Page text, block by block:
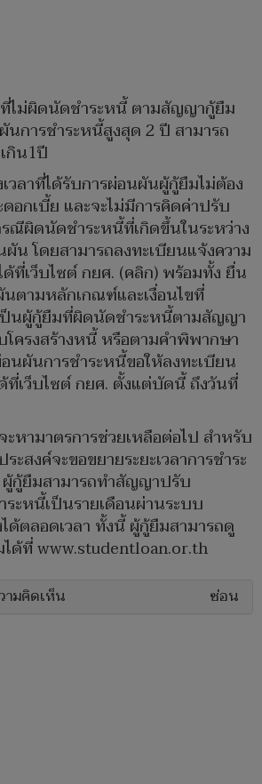
ไม่ผิดนัดชำระหนี้ ตามสัญญากู้ยืม
นการชำระหนี้สูงสุด 2 ปี สามารถ
กิน1ปี
เวลาที่ได้รับการผ่อนผันผู้กู้ยืมไม่ต้อง
อกเบี้ย และจะไม่มีการคิดค่าปรับ
ณีผิดนัดชำระหนี้ที่เกิดขึ้นในระหว่าง
ผัน โดยสามารถลงทะเบียนแจ้งความ
ที่เว็บไซต์ กยศ. (คลิก) พร้อมทั้ง ยื่น
ตามหลักเกณฑ์และเงื่อนไขที่
นผู้กู้ยืมที่ผิดนัดชำระหนี้ตามสัญญา
ครงสร้างหนี้ หรือตามคำพิพากษา
นผันการชำระหนี้ขอให้ลงทะเบียน
ที่เว็บไซต์ กยศ. ตั้งแต่บัดนี้ ถึงวันที่
หามาตรการช่วยเหลือต่อไป สำหรับ
สงค์จะขอขยายระยะเวลาการชำระ
กู้ยืมสามารถทำสัญญาปรับ
ระหนี้เป็นรายเดือนผ่านระบบ
ด้ตลอดเวลา ทั้งนี้ ผู้กู้ยืมสามารถดู
ได้ที่ www.studentloan.or.th
ามคิดเห็น ซ่อน